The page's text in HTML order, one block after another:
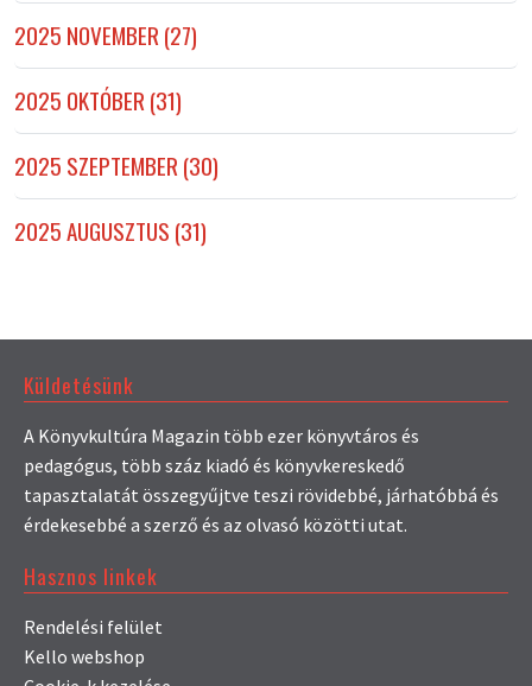
2025 NOVEMBER (27)
2025 OKTÓBER (31)
2025 SZEPTEMBER (30)
2025 AUGUSZTUS (31)
Küldetésünk
A Könyvkultúra Magazin több ezer könyvtáros és
pedagógus, több száz kiadó és könyvkereskedő
tapasztalatát összegyűjtve teszi rövidebbé, járhatóbbá és
érdekesebbé a szerző és az olvasó közötti utat.
Hasznos linkek
Rendelési felület
Kello webshop